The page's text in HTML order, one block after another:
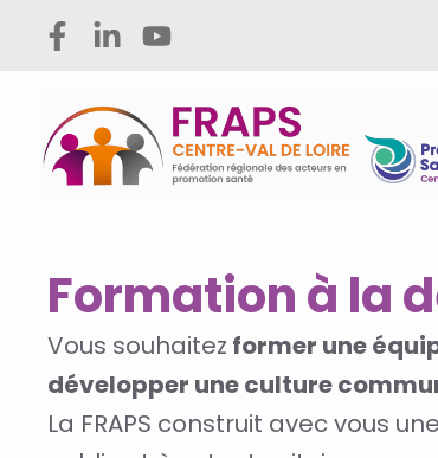
Formation à la
Vous souhaitez former une
développer une culture
La FRAPS construit avec vous